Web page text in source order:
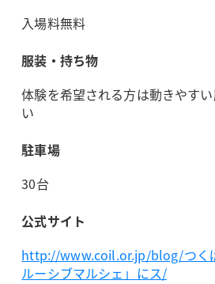
入場料無料
服装・持ち物
体験を希望される方は動きやす
い
駐車場
30台
公式サイト
http://www.coil.or.jp/blog/つく
ルーシブマルシェ」にス/